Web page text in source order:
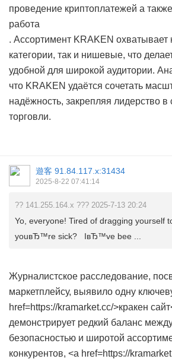
проведение криптоплатежей а
работа
. Ассортимент KRAKEN охватывает
категории, так и нишевые, что
удобной для широкой аудитории.
что KRAKEN удаётся сочетать
надёжность, закрепляя лидерство
торговли.
遊客 91.84.117.x:31434
2025-8-22 07:41:14
?? 141.255.164.x ??? 2025-7-13 20:24
Yo, everyone! Tired of dragging yourself
youвЂ™re sick? IвЂ™ve bee ...
Журналистское расследование,
маркетплейсу, выявило одну
href=https://kramarket.cc/>кракен
демонстрирует редкий баланс
безопасностью и широтой
конкурентов, <a href=https://